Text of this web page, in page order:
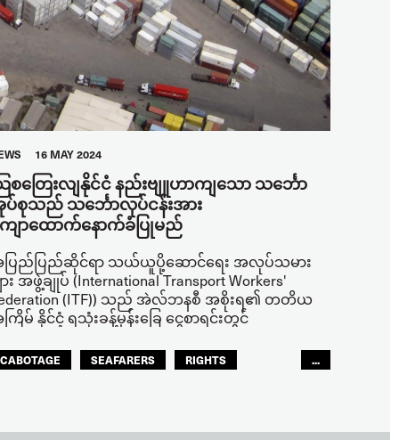
16 MAY 2024
စတြေးလျနိုင်ငံ နည်းဗျူဟာကျသော သင်္ဘော
စုသည် သင်္ဘောလုပ်ငန်းအား
ောထောက်နောက်ခံပြုမည်
ြည်ပြည်ဆိုင်ရာ သယ်ယူပို့ဆောင်ရေး အလုပ်သမား
ား အဖွဲ့ချုပ် (International Transport Workers'
(ITF)) သည် အဲလ်ဘနစီ အစိုးရ၏ တတိယ
ြိမ် နိုင်ငံ့ ရသုံးခန့်မှန်းခြေ ငွေစာရင်းတွင်
CABOTAGE SEAFARERS
RIGHTS
...